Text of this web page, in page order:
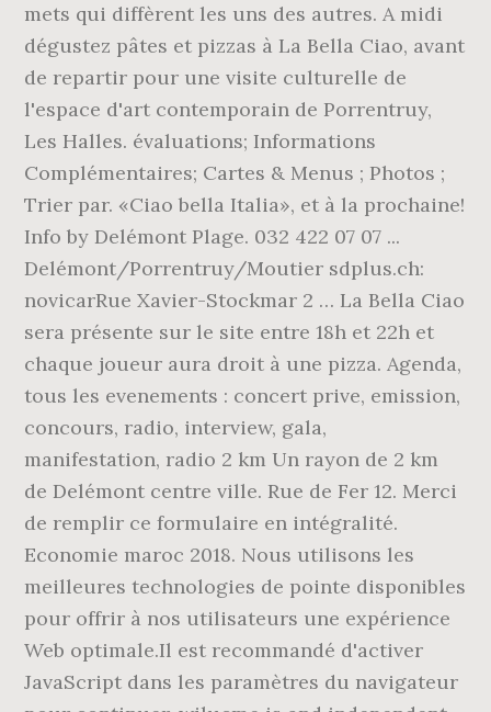
mets qui diffèrent les uns des autres. A midi
dégustez pâtes et pizzas à La Bella Ciao, avant
de repartir pour une visite culturelle de
l'espace d'art contemporain de Porrentruy,
Les Halles. évaluations; Informations
Complémentaires; Cartes & Menus ; Photos ;
Trier par. «Ciao bella Italia», et à la prochaine!
Info by Delémont Plage. 032 422 07 07 ...
Delémont/Porrentruy/Moutier sdplus.ch:
novicarRue Xavier-Stockmar 2 … La Bella Ciao
sera présente sur le site entre 18h et 22h et
chaque joueur aura droit à une pizza. Agenda,
tous les evenements : concert prive, emission,
concours, radio, interview, gala,
manifestation, radio 2 km Un rayon de 2 km
de Delémont centre ville. Rue de Fer 12. Merci
de remplir ce formulaire en intégralité.
Economie maroc 2018. Nous utilisons les
meilleures technologies de pointe disponibles
pour offrir à nos utilisateurs une expérience
Web optimale.Il est recommandé d'activer
JavaScript dans les paramètres du navigateur